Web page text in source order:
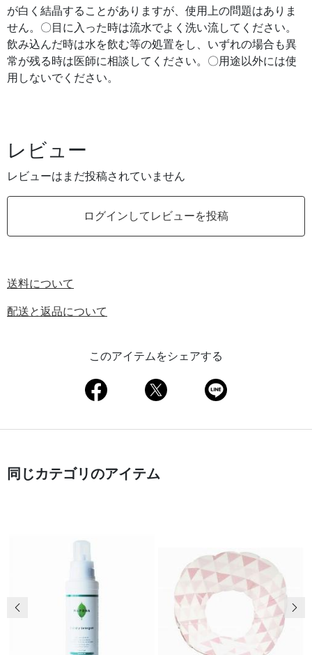
が白く結晶することがありますが、使用上の問題はありま
せん。〇目に入った時は流水でよく洗い流してください。
飲み込んだ時は水を飲む等の処置をし、いずれの場合も異
常が残る時は医師に相談してください。〇用途以外には使
用しないでください。
レビュー
レビューはまだ投稿されていません
ログインしてレビューを投稿
送料について
配送と返品について
このアイテムをシェアする
同じカテゴリのアイテム
前の画像 次